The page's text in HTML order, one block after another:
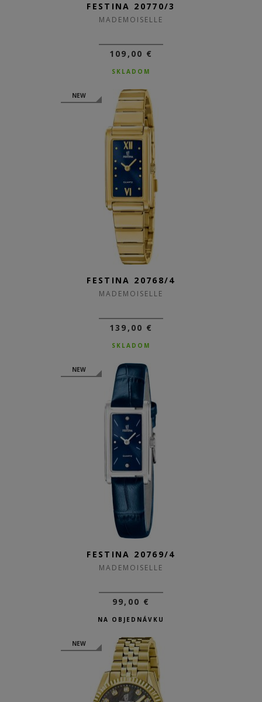
FESTINA 20770/3
MADEMOISELLE
109,00 €
SKLADOM
NEW
FESTINA 20768/4
MADEMOISELLE
139,00 €
SKLADOM
NEW
FESTINA 20769/4
MADEMOISELLE
99,00 €
NA OBJEDNÁVKU
NEW